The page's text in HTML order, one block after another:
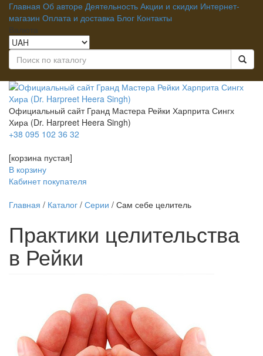
Главная Об авторе Деятельность Акции и скидки Интернет-
магазин Оплата и доставка Блог Контакты
Валюта
Официальный сайт Гранд Мастера Рейки Харприта Сингх
Хира (Dr. Harpreet Heera Singh)
+38 095 102 36 32
[корзина пустая]
В корзину
Кабинет покупателя
Главная / Каталог / Серии / Сам себе целитель
Практики целительства
в Рейки